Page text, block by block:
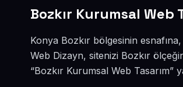
Bozkır Kurumsal Web
Konya Bozkır bölgesinin
Web Dizayn, sitenizi Bozkır
“Bozkır Kurumsal Web